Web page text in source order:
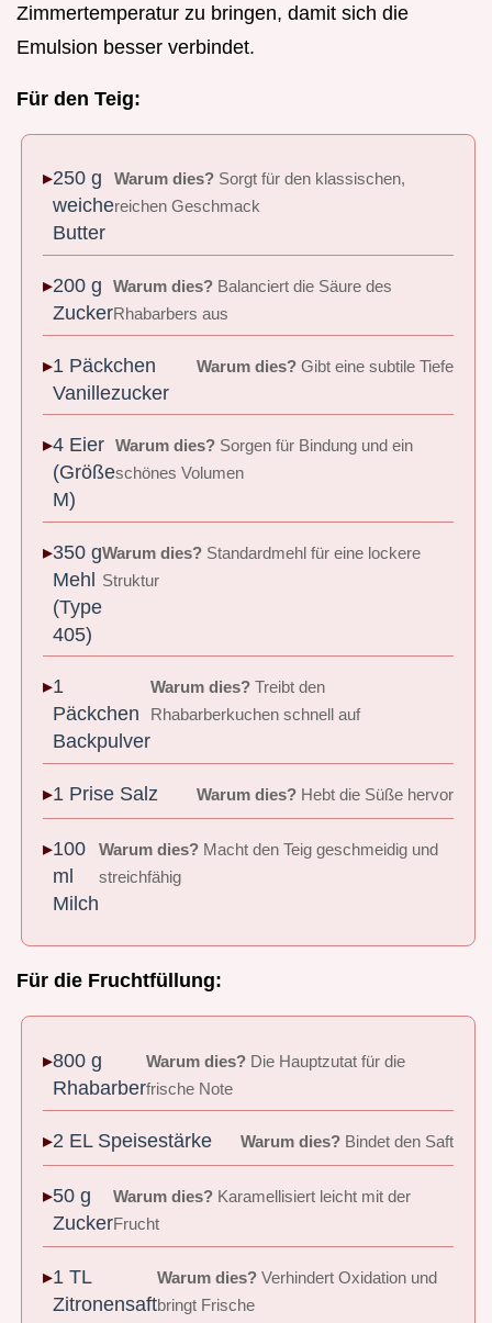
Zimmertemperatur zu bringen, damit sich die
Emulsion besser verbindet.
Für den Teig:
250 g
weiche
Butter
Warum dies? Sorgt für den klassischen,
reichen Geschmack
200 g
Zucker
Warum dies? Balanciert die Säure des
Rhabarbers aus
1 Päckchen
Vanillezucker
Warum dies?Gibt eine subtile Tiefe
4 Eier
(Größe
M)
Warum dies? Sorgen für Bindung und ein
schönes Volumen
350 g
Mehl
(Type
405)
Warum dies? Standardmehl für eine lockere
Struktur
1
Päckchen
Backpulver
Warum dies? Treibt den
Rhabarberkuchen schnell auf
1 Prise Salz Warum dies?Hebt die Süße hervor
100
ml
Milch
Warum dies? Macht den Teig geschmeidig und
streichfähig
Für die Fruchtfüllung:
800 g
Rhabarber
Warum dies? Die Hauptzutat für die
frische Note
2 EL Speisestärke Warum dies?Bindet den Saft
50 g
Zucker
Warum dies? Karamellisiert leicht mit der
Frucht
1 TL
Zitronensaft
Warum dies? Verhindert Oxidation und
bringt Frische